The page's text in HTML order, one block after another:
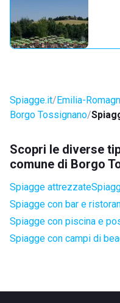
Spiagge.it Emilia-
Borgo Tossignano
Scopri le diverse
comune di Borgo
Spiagge attrezzate
Spiagge con bar e
Spiagge con piscina e
Spiagge con campi di